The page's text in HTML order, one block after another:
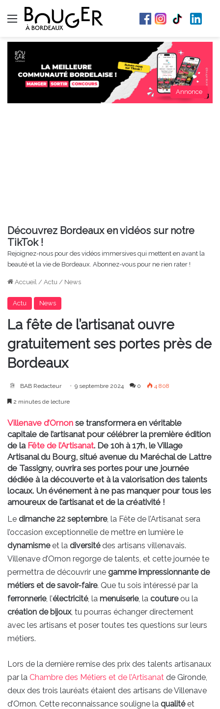
Menu
Annonce
Découvrez Bordeaux en vidéos sur notre
TikTok !
Rejoignez-nous pour des vidéos immersives qui mettent en avant la
beauté et la vie de Bordeaux. Abonnez-vous pour ne rien rater !
Accueil / Actu / News
Actu News
La fête de l’artisanat ouvre
gratuitement ses portes près de
Bordeaux
BAB Redacteur 9 septembre 2024 0 4 808
2 minutes de lecture
Villenave d’Ornon se transformera en véritable
capitale de l’artisanat pour célébrer la première édition
de la Fête de l’Artisanat. De 10h à 17h, le Village
Artisanal du Bourg, situé avenue du Maréchal de Lattre
de Tassigny, ouvrira ses portes pour une journée
dédiée à la découverte et à la valorisation des talents
locaux. Un événement à ne pas manquer pour tous les
amoureux de l’artisanat et de la créativité !
Le dimanche 22 septembre, la Fête de l’Artisanat sera
l’occasion exceptionnelle de mettre en lumière le
dynamismeet la diversitédes artisans villenavais.
Villenave d’Ornon regorge de talents, et cette journée te
permettra de découvrir une gamme impressionnante de
métiers et de savoir-faire. Que tu sois intéressé par la
ferronnerie, l’électricité, la menuiserie, la coutureou la
création de bijoux, tu pourras échanger directement
avec les artisans et poser toutes tes questions sur leurs
métiers.
Lors de la dernière remise des prix des talents artisanaux
par la Chambre des Métiers et de l’Artisanat de Gironde,
deux des trois lauréats étaient des artisans de Villenave
d’Ornon. Cette reconnaissance souligne la qualitéet